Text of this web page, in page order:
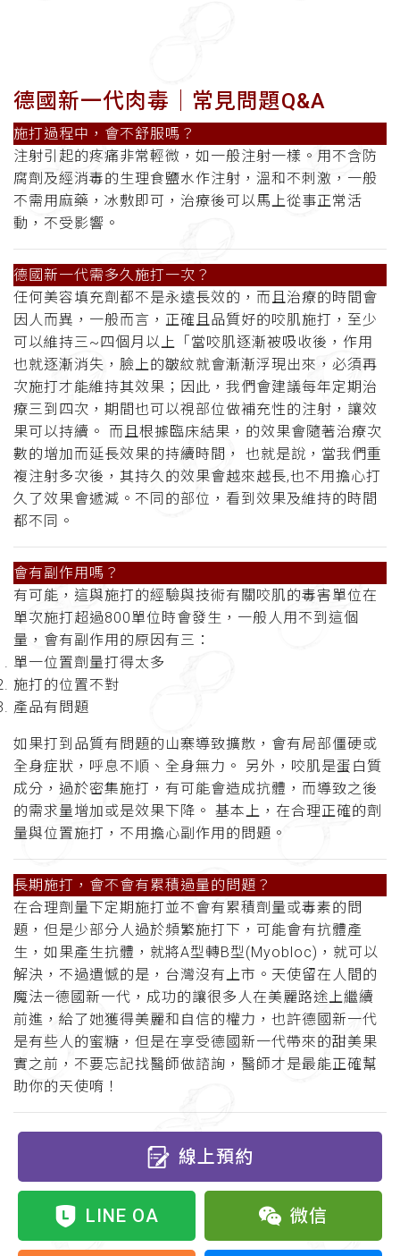
德國新一代肉毒│ 常見問題Q&A
施打過程中，會不舒服嗎 ？
注射引起的疼痛非常輕微，如一般注射一樣。用不含防
腐劑及經消毒的生理食鹽水作注射，溫和不刺激，一般
不需用麻藥，冰敷即可，治療後可以馬上從事正常活
動，不受影響 。
德國新一代需多久施打一次 ？
任何美容填充劑都不是永遠長效的，而且治療的時間會
因人而異，一般而言，正確且品質好的咬肌施打，至少
可以維持三~四個月以上「當咬肌逐漸被吸收後，作用
也就逐漸消失，臉上的皺紋就會漸漸浮現出來，必須再
次施打才能維持其效果；因此，我們會建議每年定期治
療三到四次，期間也可以視部位做補充性的注射，讓效
果可以持續。 而且根據臨床結果，的效果會隨著治療次
數的增加而延長效果的持續時間， 也就是說，當我們重
複注射多次後，其持久的效果會越來越長,也不用擔心打
久了效果會遞減。不同的部位，看到效果及維持的時間
都不同。
會有副作用嗎 ？
有可能，這與施打的經驗與技術有關咬肌的毒害單位在
單次施打超過800單位時會發生，一般人用不到這個
量，會有副作用的原因有三：
單一位置劑量打得太多
施打的位置不對
產品有問題
如果打到品質有問題的山寨導致擴散，會有局部僵硬或
全身症狀，呼息不順、全身無力。 另外，咬肌是蛋白質
成分，過於密集施打，有可能會造成抗體，而導致之後
的需求量增加或是效果下降。 基本上，在合理正確的劑
量與位置施打，不用擔心副作用的問題 。
長期施打，會不會有累積過量的問題 ？
在合理劑量下定期施打並不會有累積劑量或毒素的問
題，但是少部分人過於頻繁施打下，可能會有抗體產
生，如果產生抗體，就將A型轉B型(Myobloc)，就可以
解決，不過遺憾的是，台灣沒有上市。天使留在人間的
魔法—德國新一代，成功的讓很多人在美麗路途上繼續
前進，給了她獲得美麗和自信的權力，也許德國新一代
是有些人的蜜糖，但是在享受德國新一代帶來的甜美果
實之前，不要忘記找醫師做諮詢，醫師才是最能正確幫
助你的天使唷！
線上預約
LINE OA 微信